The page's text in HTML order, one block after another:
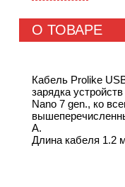
О ТОВАРЕ
Кабель Prolike
зарядка
Nano 7 gen., ко
А.
Длина кабеля 1.2